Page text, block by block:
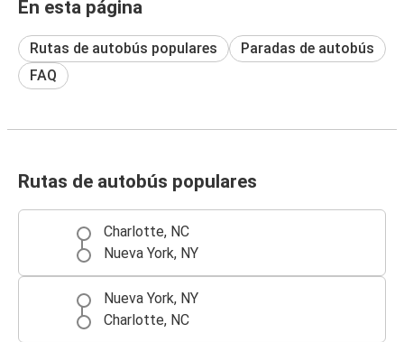
En esta página
Rutas de autobús populares
Paradas de autobús
FAQ
Rutas de autobús populares
Charlotte, NC
Nueva York, NY
Nueva York, NY
Charlotte, NC